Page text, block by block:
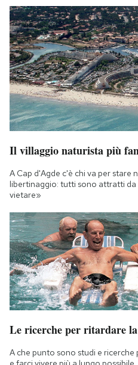
Il villaggio naturista più
A Cap d'Agde c'è chi va per stare
libertinaggio: tutti sono attratti
vietare»
Le ricerche per ritardare
A che punto sono studi e